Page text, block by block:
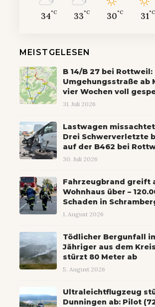
34°C 33°C 30°C 31°C
MEISTGELESEN
B 14/B 27 bei Rottweil:
Umgehungsstraße ab
vier Wochen voll
31. Juli 2026
Lastwagen
Drei Schwerverletzte
auf der B462 bei
30. Juli 2026
Fahrzeugbrand greift
Wohnhaus über –
Schaden in
1. August 2026
Tödlicher Bergunfall
Jähriger aus dem
stürzt 80 Meter ab
5. August 2026
Ultraleichtflugzeug
Dunningen ab: Pilot